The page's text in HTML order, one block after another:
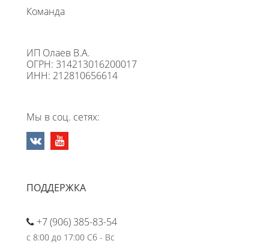
Команда
ИП Олаев В.А.
ОГРН: 314213016200017
ИНН: 212810656614
Мы в соц. сетях:
ПОДДЕРЖКА
+7 (906) 385-83-54
с 8:00 до 17:00 Сб - Вс